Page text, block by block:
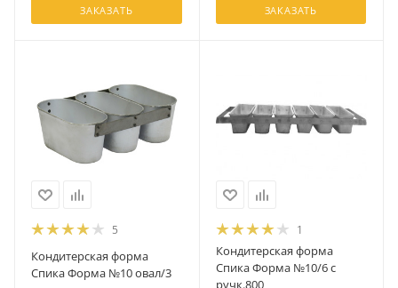
ЗАКАЗАТЬ ЗАКАЗАТЬ
5
Кондитерская форма
Спика Форма №10 овал/3
1
Кондитерская форма
Спика Форма №10/6 с
ручк.800